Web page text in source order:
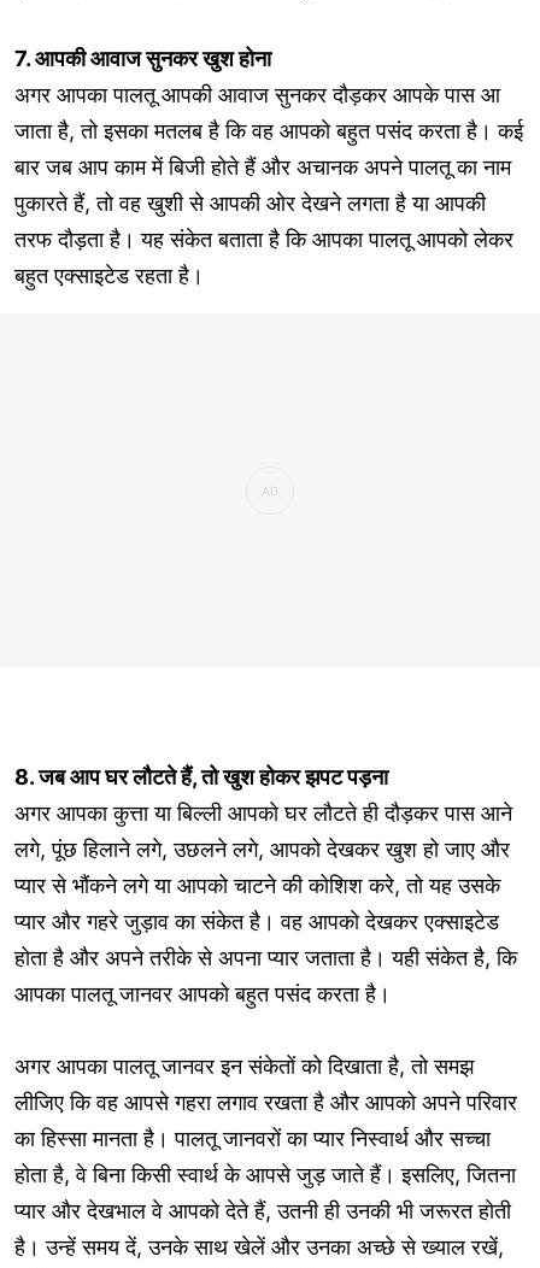
7. आपकी आवाज सुनकर खुश होना
अगर आपका पालतू आपकी आवाज सुनकर दौड़कर आपके पास आ
जाता है, तो इसका मतलब है कि वह आपको बहुत पसंद करता है। कई
बार जब आप काम में बिजी होते हैं और अचानक अपने पालतू का नाम
पुकारते हैं, तो वह खुशी से आपकी ओर देखने लगता है या आपकी
तरफ दौड़ता है। यह संकेत बताता है कि आपका पालतू आपको लेकर
बहुत एक्साइटेड रहता है।
8. जब आप घर लौटते हैं, तो खुश होकर झपट पड़ना
अगर आपका कुत्ता या बिल्ली आपको घर लौटते ही दौड़कर पास आने
लगे, पूंछ हिलाने लगे, उछलने लगे, आपको देखकर खुश हो जाए और
प्यार से भौंकने लगे या आपको चाटने की कोशिश करे, तो यह उसके
प्यार और गहरे जुड़ाव का संकेत है। वह आपको देखकर एक्साइटेड
होता है और अपने तरीके से अपना प्यार जताता है। यही संकेत है, कि
आपका पालतू जानवर आपको बहुत पसंद करता है।
अगर आपका पालतू जानवर इन संकेतों को दिखाता है, तो समझ
लीजिए कि वह आपसे गहरा लगाव रखता है और आपको अपने परिवार
का हिस्सा मानता है। पालतू जानवरों का प्यार निस्वार्थ और सच्चा
होता है, वे बिना किसी स्वार्थ के आपसे जुड़ जाते हैं। इसलिए, जितना
प्यार और देखभाल वे आपको देते हैं, उतनी ही उनकी भी जरूरत होती
है। उन्हें समय दें, उनके साथ खेलें और उनका अच्छे से ख्याल रखें,